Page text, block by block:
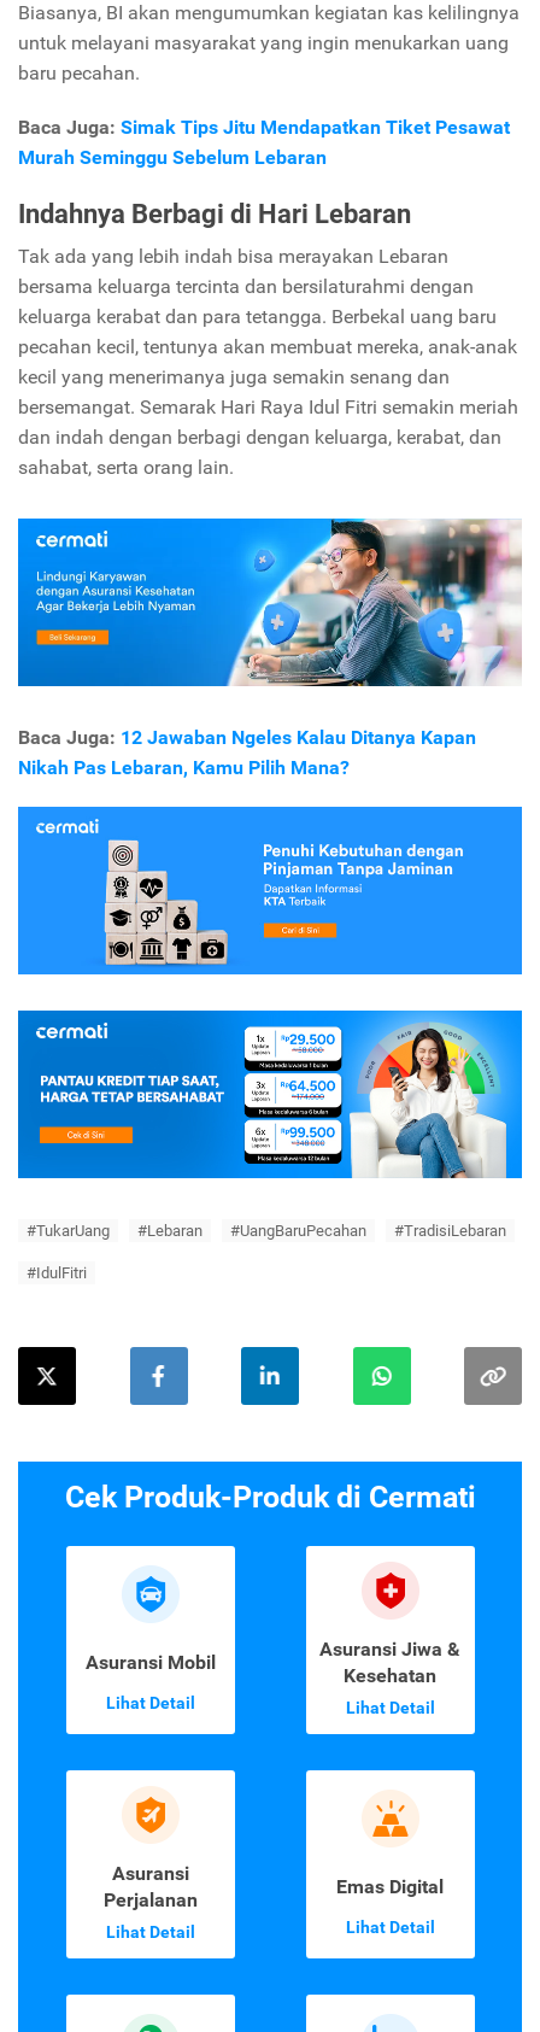
Biasanya, BI akan mengumumkan kegiatan kas kelilingnya
untuk melayani masyarakat yang ingin menukarkan uang
baru pecahan.
Baca Juga: Simak Tips Jitu Mendapatkan Tiket Pesawat
Murah Seminggu Sebelum Lebaran
Indahnya Berbagi di Hari Lebaran
Tak ada yang lebih indah bisa merayakan Lebaran
bersama keluarga tercinta dan bersilaturahmi dengan
keluarga kerabat dan para tetangga. Berbekal uang baru
pecahan kecil, tentunya akan membuat mereka, anak-anak
kecil yang menerimanya juga semakin senang dan
bersemangat. Semarak Hari Raya Idul Fitri semakin meriah
dan indah dengan berbagi dengan keluarga, kerabat, dan
sahabat, serta orang lain.
Baca Juga: 12 Jawaban Ngeles Kalau Ditanya Kapan
Nikah Pas Lebaran, Kamu Pilih Mana?
#TukarUang #Lebaran #UangBaruPecahan #TradisiLebaran
#IdulFitri
Cek Produk-Produk di Cermati
Asuransi Mobil
Lihat Detail
Asuransi Jiwa &
Kesehatan
Lihat Detail
Asuransi
Perjalanan
Lihat Detail
Emas Digital
Lihat Detail